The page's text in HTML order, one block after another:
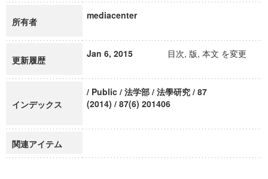
所有者
mediacenter
更新履歴
Jan 6, 2015 目次, 版, 本文 を変更
インデックス
/ Public / 法学部 / 法學研究 / 87
(2014) / 87(6) 201406
関連アイテム